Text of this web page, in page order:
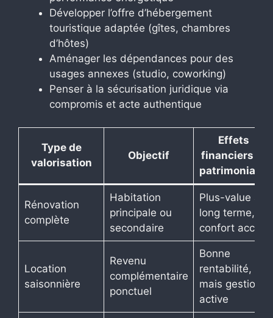
Développer l’offre d’hébergement
touristique adaptée (gîtes, chambres
d’hôtes)
Aménager les dépendances pour des
usages annexes (studio, coworking)
Penser à la sécurisation juridique via
compromis et acte authentique
Type de
valorisation
Objectif
Effets
financiers et
patrimoniaux
Rénovation
complète
Habitation
principale ou
secondaire
Plus-value à
long terme,
confort accru
Location
saisonnière
Revenu
complémentaire
ponctuel
Bonne
rentabilité,
mais gestion
active